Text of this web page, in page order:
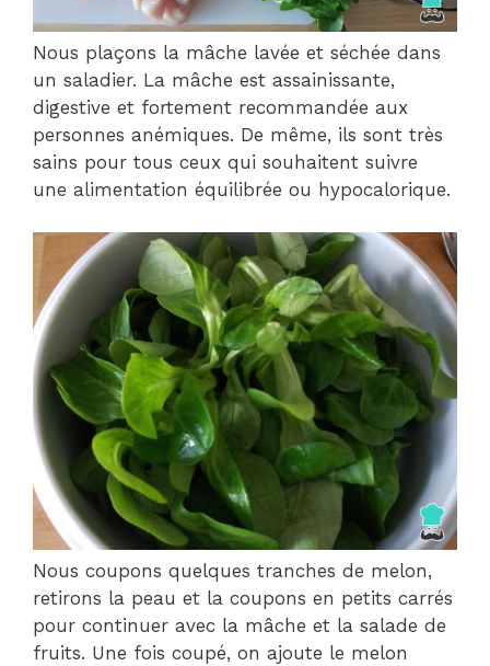
Nous plaçons la mâche lavée et séchée dans
un saladier. La mâche est assainissante,
digestive et fortement recommandée aux
personnes anémiques. De même, ils sont très
sains pour tous ceux qui souhaitent suivre
une alimentation équilibrée ou hypocalorique.
Nous coupons quelques tranches de melon,
retirons la peau et la coupons en petits carrés
pour continuer avec la mâche et la salade de
fruits. Une fois coupé, on ajoute le melon